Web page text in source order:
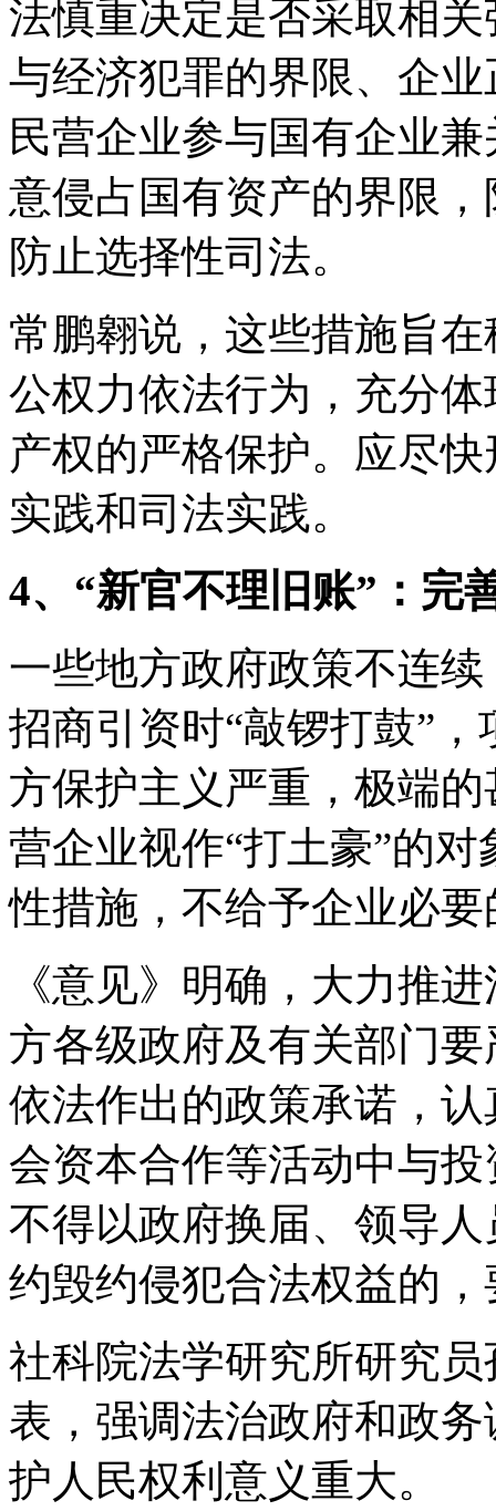
法慎重决定是否采取相
与经济犯罪的界限、企
民营企业参与国有企业
意侵占国有资产的界限
防止选择性司法。
常鹏翱说，这些措施旨
公权力依法行为，充分
产权的严格保护。应尽
实践和司法实践。
4、“新官不理旧账”：完
一些地方政府政策不连
招商引资时“敲锣打鼓”
方保护主义严重，极端
营企业视作“打土豪”的
性措施，不给予企业必
《意见》明确，大力推
方各级政府及有关部门
依法作出的政策承诺，
会资本合作等活动中与
不得以政府换届、领导
约毁约侵犯合法权益的
社科院法学研究所研究
表，强调法治政府和政
护人民权利意义重大。